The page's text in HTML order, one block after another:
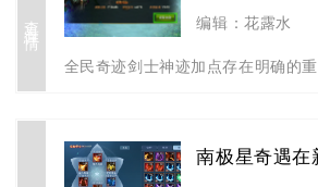
查看详情 编辑：花露水